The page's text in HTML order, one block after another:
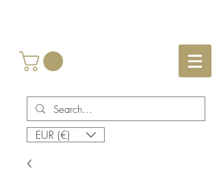
EUR (€)